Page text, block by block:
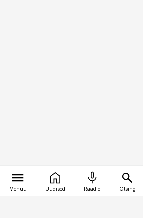
Menüü Uudised Raadio Otsing